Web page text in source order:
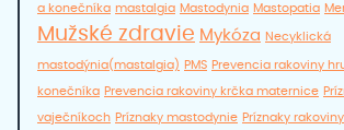
a konečníka mastalgia Mastodynia Mastopatia
Mužské zdravie Mykóza Necyklická
mastodýnia(mastalgia) PMS Prevencia rakoviny
konečníka Prevencia rakoviny krčka maternice
vaječníkoch Príznaky mastodynie Príznaky